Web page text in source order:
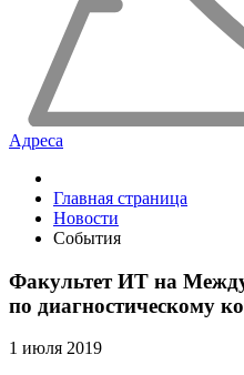
Адреса
Главная страница
Новости
События
Факультет ИТ на
по диагностическому
1 июля 2019